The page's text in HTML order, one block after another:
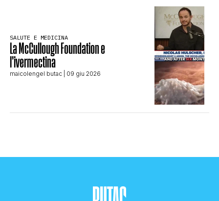
SALUTE E MEDICINA
La McCullough Foundation e
l’ivermectina
maicolengel butac | 09 giu 2026